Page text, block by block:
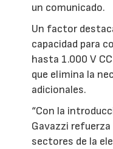
un comunicado.
Un factor
capacidad para
hasta 1.000 V
que elimina la
adicionales.
“Con la
Gavazzi
sectores de la